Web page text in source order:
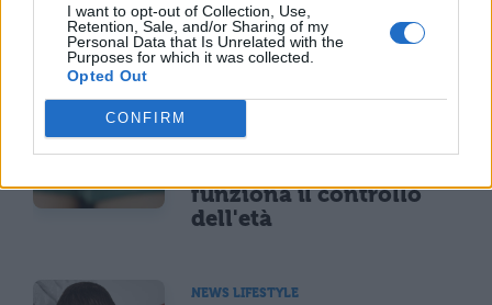
I want to opt-out of Collection, Use,
Retention, Sale, and/or Sharing of my
Personal Data that Is Unrelated with the
Purposes for which it was collected.
Opted Out
CONFIRM
TI POTREBBE INTERESSARE
minori di 15 anni dal 1°
funziona il controllo
dell'età
NEWS LIFESTYLE